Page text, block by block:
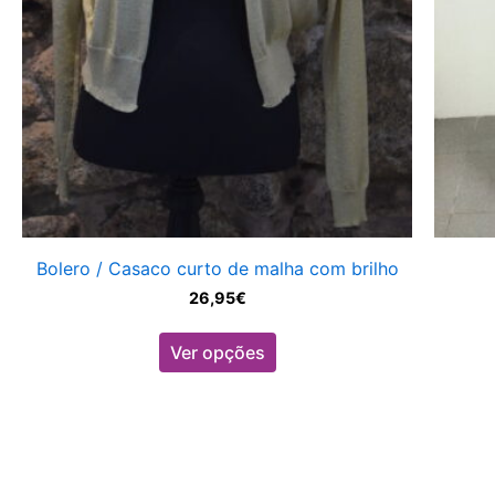
Bolero / Casaco curto de malha com brilho
26,95€
Ver opções
on
the
product
page